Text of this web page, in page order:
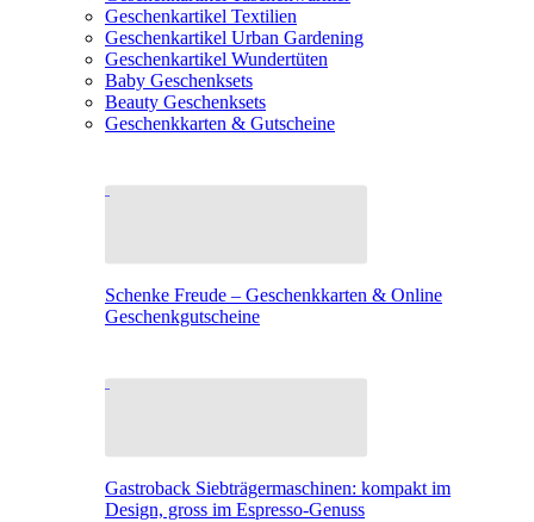
Geschenkartikel Textilien
Geschenkartikel Urban Gardening
Geschenkartikel Wundertüten
Baby Geschenksets
Beauty Geschenksets
Geschenkkarten & Gutscheine
Schenke Freude – Geschenkkarten & Online
Geschenkgutscheine
Gastroback Siebträgermaschinen: kompakt im
Design, gross im Espresso-Genuss